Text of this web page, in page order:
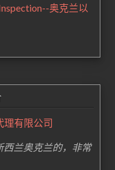
奥克兰以
理有限公司
西兰奥克兰的，非常